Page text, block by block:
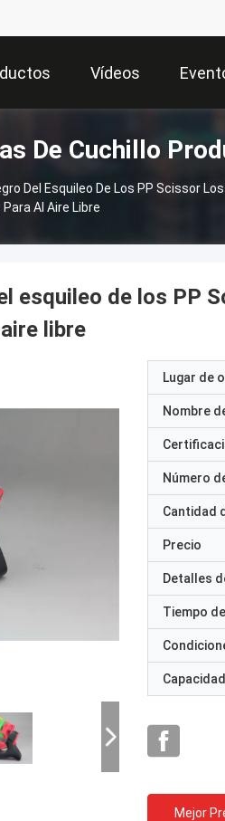
Vídeos
De Cuchillo
Del Esquileo De Los PP Scissor
Al Aire Libre
esquileo de los PP
libre
Lugar de
Nombre
Número
Cantidad
Precio
Detalles
Tiempo
Mejor